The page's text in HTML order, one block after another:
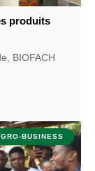
produits
BIOFACH
BUSINESS